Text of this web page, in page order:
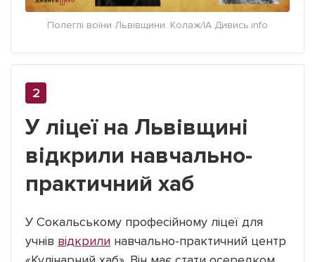
Полеглі воїни Львівщини. Колаж/ІА Дивись.info
У ліцеї на Львівщині
відкрили навчально-
практичний хаб
У Сокальському професійному ліцеї для
учнів відкрили навчально-практичний центр